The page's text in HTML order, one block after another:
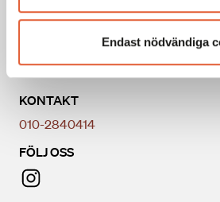
Endast nödvändiga
Sön
Stängt
Generella avvikande öppettider
KONTAKT
010-2840414
FÖLJ OSS